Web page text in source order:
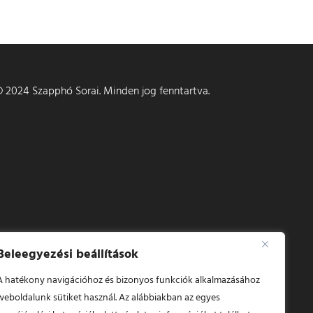
beállítások
hatékony navigációhoz és bizonyos funkciók alkalmazásához
sütiket használ. Az alábbiakban az egyes
2024 Szapphó Sorai. Minden jog fenntartva.